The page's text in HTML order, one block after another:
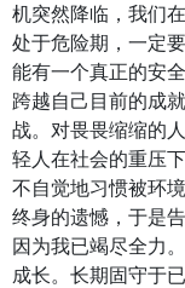
机突然降临，我们
处于危险期，一定
能有一个真正的安
跨越自己目前的成
战。对畏畏缩缩的
轻人在社会的重压
不自觉地习惯被环
终身的遗憾，于是
因为我已竭尽全力
成长。长期固守于